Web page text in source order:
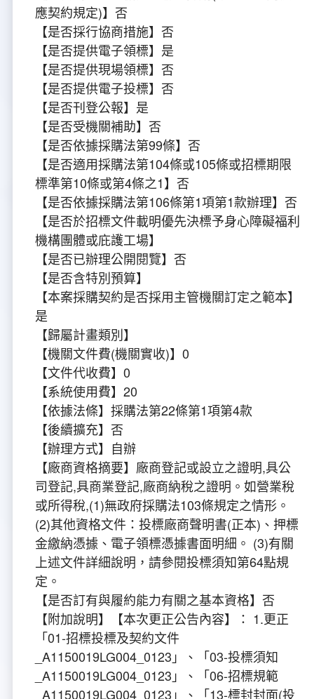
應契約規定)】否
【是否採行協商措施】否
【是否提供電子領標】是
【是否提供現場領標】否
【是否提供電子投標】否
【是否刊登公報】是
【是否受機關補助】否
【是否依據採購法第99條】否
【是否適用採購法第104條或105條或招標期限
標準第10條或第4條之1】否
【是否依據採購法第106條第1項第1款辦理】否
【是否於招標文件載明優先決標予身心障礙福利
機構團體或庇護工場】
【是否已辦理公開閱覽】否
【是否含特別預算】
【本案採購契約是否採用主管機關訂定之範本】
是
【歸屬計畫類別】
【機關文件費(機關實收)】0
【文件代收費】0
【系統使用費】20
【依據法條】採購法第22條第1項第4款
【後續擴充】否
【辦理方式】自辦
【廠商資格摘要】廠商登記或設立之證明,具公
司登記,具商業登記,廠商納稅之證明。如營業稅
或所得稅,(1)無政府採購法103條規定之情形。
(2)其他資格文件：投標廠商聲明書(正本)、押標
金繳納憑據、電子領標憑據書面明細。 (3)有關
上述文件詳細說明，請參閱投標須知第64點規
定。
【是否訂有與履約能力有關之基本資格】否
【附加說明】【本次更正公告內容】： 1.更正
「01-招標投標及契約文件
_A1150019LG004_0123」、「03-投標須知
_A1150019LG004_0123」、「06-招標規範
_A1150019LG004_0123」、「13-標封封面(投